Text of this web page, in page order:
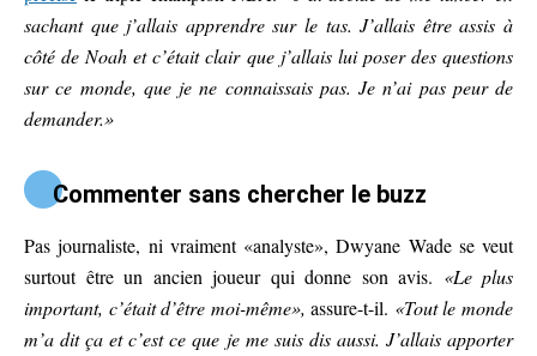
sachant que j’allais apprendre sur le tas. J’allais être assis à
côté de Noah et c’était clair que j’allais lui poser des questions
sur ce monde, que je ne connaissais pas. Je n’ai pas peur de
demander.»
Commenter sans chercher le buzz
Pas journaliste, ni vraiment «analyste», Dwyane Wade se veut
surtout être un ancien joueur qui donne son avis. «Le plus
important, c’était d’être moi-même»,assure-t-il. «Tout le monde
m’a dit ça et c’est ce que je me suis dis aussi. J’allais apporter